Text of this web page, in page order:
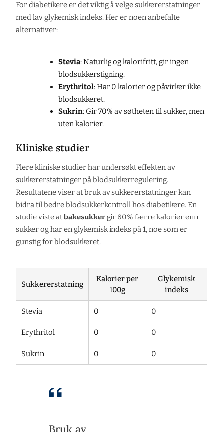
For diabetikere er det viktig å velge sukkererstatninger
med lav glykemisk indeks. Her er noen anbefalte
alternativer:
Stevia: Naturlig og kalorifritt, gir ingen
blodsukkerstigning.
Erythritol: Har 0 kalorier og påvirker ikke
blodsukkeret.
Sukrin: Gir 70% av søtheten til sukker, men
uten kalorier.
Kliniske studier
Flere kliniske studier har undersøkt effekten av
sukkererstatninger på blodsukkerregulering.
Resultatene viser at bruk av sukkererstatninger kan
bidra til bedre blodsukkerkontroll hos diabetikere. En
studie viste atbakesukkergir 80% færre kalorier enn
sukker og har en glykemisk indeks på 1, noe som er
gunstig for blodsukkeret.
Sukkererstatning
Kalorier per
100g
Glykemisk
indeks
Stevia 0 0
Erythritol 0 0
Sukrin 0 0
Bruk av